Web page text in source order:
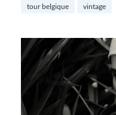
tour belgique
vintage